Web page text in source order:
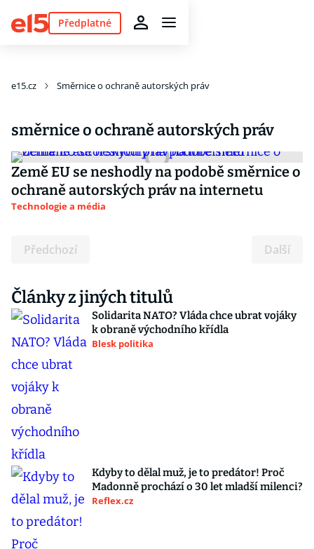
Předplatné
e15.cz Směrnice o ochraně autorských práv
směrnice o ochraně autorských práv
Země EU se neshodly na podobě směrnice o
ochraně autorských práv na internetu
Technologie a média
Předchozí Další
Články z jiných titulů
Solidarita NATO? Vláda chce ubrat vojáky
k obraně východního křídla
Blesk politika
Kdyby to dělal muž, je to predátor! Proč
Madonně prochází o 30 let mladší milenci?
Reflex.cz